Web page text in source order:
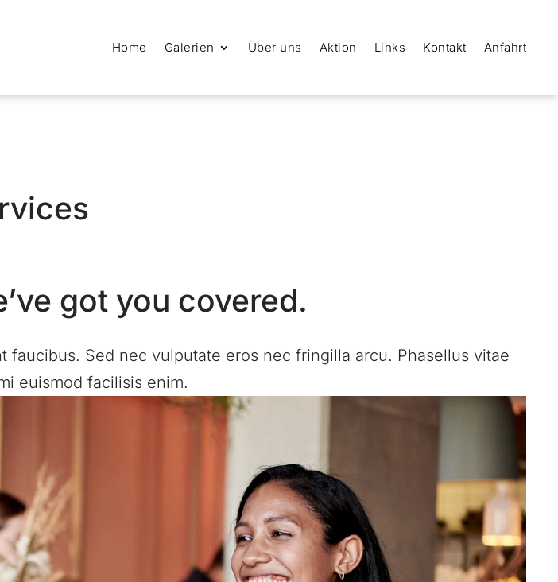
Home Galerien Über uns Aktion Links Kontakt Anfahrt
got you covered.
Sed nec vulputate eros nec fringilla arcu. Phasellus vitae
euismod facilisis enim.